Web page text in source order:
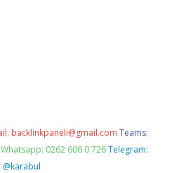
backlinkpaneli@gmail.com Teams:
Whatsapp: 0262 606 0 726 Telegram:
@karabul